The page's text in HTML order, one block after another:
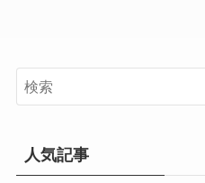
人気記事